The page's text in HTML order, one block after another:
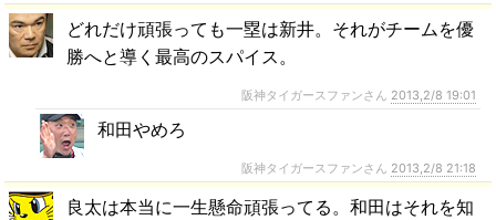
どれだけ頑張っても一塁は新井。それがチームを優
勝へと導く最高のスパイス。
阪神タイガースファンさん 2013,2/8 19:01
和田やめろ
阪神タイガースファンさん 2013,2/8 21:18
良太は本当に一生懸命頑張ってる。和田はそれを知